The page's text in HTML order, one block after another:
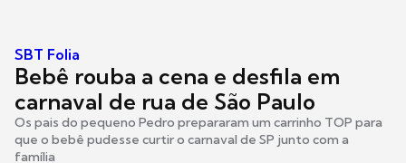
SBT Folia
Bebê rouba a cena e desfila em
carnaval de rua de São Paulo
Os pais do pequeno Pedro prepararam um carrinho TOP para
que o bebê pudesse curtir o carnaval de SP junto com a
família